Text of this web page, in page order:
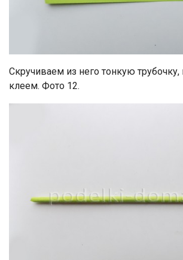
Скручиваем из него тонкую
клеем. Фото 12.